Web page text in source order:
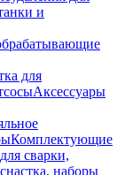
и
для
Аксессуары
Комплектующие
сварки,
наборы